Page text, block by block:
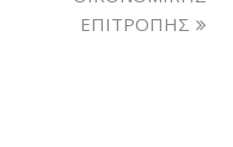
ΕΠΙΤΡΟΠΗΣ